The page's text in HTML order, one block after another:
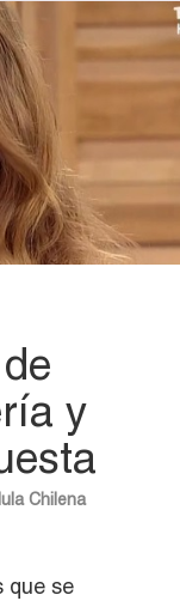
y
Chilena
que se